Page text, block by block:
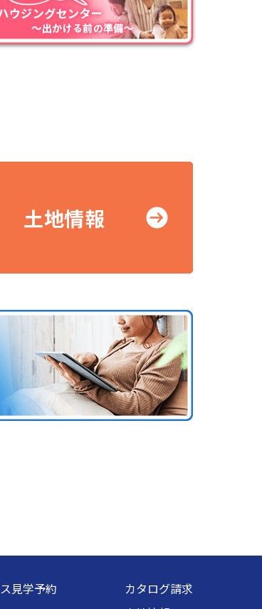
見学予約
カタログ請求